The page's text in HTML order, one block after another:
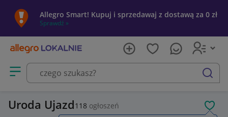
Allegro Smart! Kupuj i sprzedawaj z dostawą za 0 zł
Sprawdź »
Otwórz menu z kategoriami
szukaj
Uroda Ujazd118 ogłoszeń